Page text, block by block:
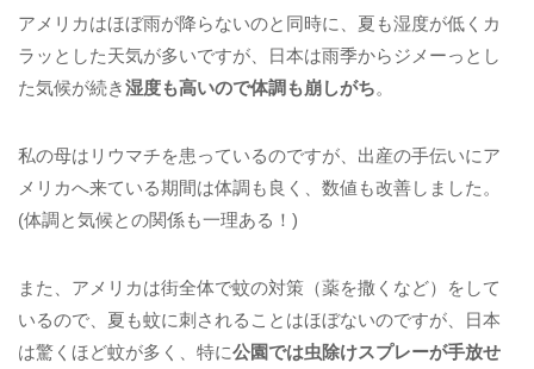
アメリカはほぼ雨が降らないのと同時に、夏も湿度が低くカ
ラッとした天気が多いですが、日本は雨季からジメーっとし
た気候が続き湿度も高いので体調も崩しがち。
私の母はリウマチを患っているのですが、出産の手伝いにア
メリカへ来ている期間は体調も良く、数値も改善しました。
(体調と気候との関係も一理ある！)
また、アメリカは街全体で蚊の対策（薬を撒くなど）をして
いるので、夏も蚊に刺されることはほぼないのですが、日本
は驚くほど蚊が多く、特に公園では虫除けスプレーが手放せ